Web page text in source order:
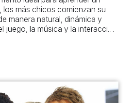
los más chicos comienzan su
manera natural, dinámica y
juego, la música y la interacción
el aprendizaje en una
el primer día. Todos los
de manera presencial y
Kids 1 6 años Lunes y
Kids 2 6 a 7 años Lunes y
Kids 3 6 a […]